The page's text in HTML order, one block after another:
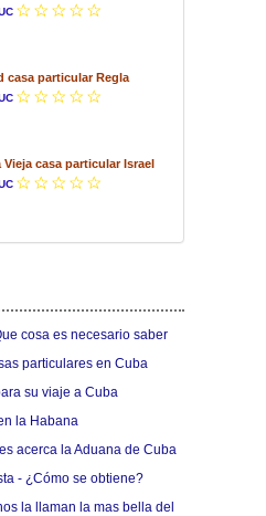
casa particular Regla
Vieja casa particular Israel
cosa es necesario saber
particulares en Cuba
su viaje a Cuba
la Habana
acerca la Aduana de Cuba
- ¿Cómo se obtiene?
la llaman la mas bella del